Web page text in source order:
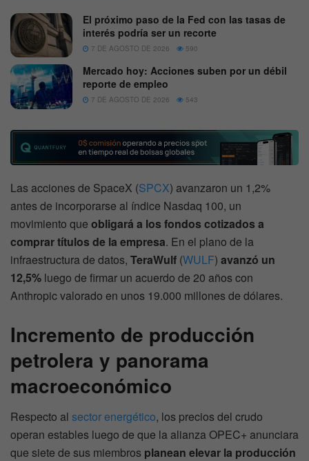
El próximo paso de la Fed con las tasas de
interés podría ser un recorte
7 DE AGOSTO DE 2026 590
Mercado hoy: Acciones suben por un débil
reporte de empleo
7 DE AGOSTO DE 2026 543
Las acciones de SpaceX (SPCX) avanzaron un 1,2%
antes de incorporarse al índice Nasdaq 100, un
movimiento que obligará a los fondos cotizados a
comprar títulos de la empresa. En el plano de la
infraestructura de datos, TeraWulf (WULF) avanzó un
12,5% luego de firmar un acuerdo de 20 años con
Anthropic valorado en unos 19.000 millones de dólares.
Incremento de producción
petrolera y panorama
macroeconómico
Respecto al sector energético, los precios del crudo
operan estables luego de que la alianza OPEC+ anunciara
que siete de sus miembros planean elevar la producción